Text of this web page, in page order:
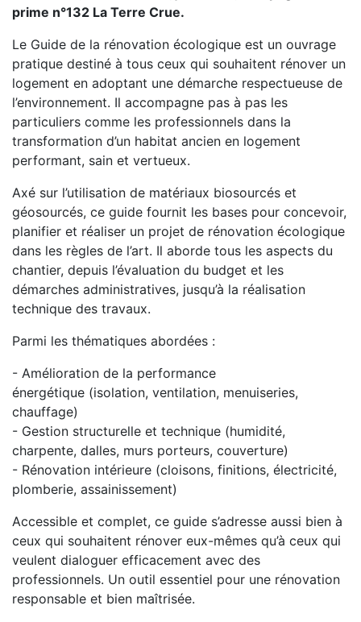
prime n°132 La Terre Crue.
Le Guide de la rénovation écologique est un ouvrage
pratique destiné à tous ceux qui souhaitent rénover un
logement en adoptant une démarche respectueuse de
l’environnement. Il accompagne pas à pas les
particuliers comme les professionnels dans la
transformation d’un habitat ancien en logement
performant, sain et vertueux.
Axé sur l’utilisation de matériaux biosourcés et
géosourcés, ce guide fournit les bases pour concevoir,
planifier et réaliser un projet de rénovation écologique
dans les règles de l’art. Il aborde tous les aspects du
chantier, depuis l’évaluation du budget et les
démarches administratives, jusqu’à la réalisation
technique des travaux.
Parmi les thématiques abordées :
- Amélioration de la performance
énergétique (isolation, ventilation, menuiseries,
chauffage)
- Gestion structurelle et technique (humidité,
charpente, dalles, murs porteurs, couverture)
- Rénovation intérieure (cloisons, finitions, électricité,
plomberie, assainissement)
Accessible et complet, ce guide s’adresse aussi bien à
ceux qui souhaitent rénover eux-mêmes qu’à ceux qui
veulent dialoguer efficacement avec des
professionnels. Un outil essentiel pour une rénovation
responsable et bien maîtrisée.